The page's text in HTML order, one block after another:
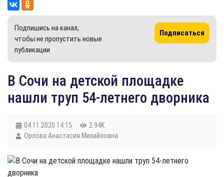
Подпишись на канал,
чтобы не пропустить новые
публикации
Подписаться
​В Сочи на детской площадке
нашли труп 54-летнего дворника
04.11.2020 14:15
2.94K
Орлова Анастасия Михайловна